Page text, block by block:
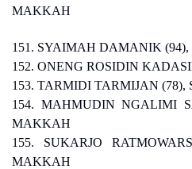
MAKKAH
151. SYAIMAH DAMANIK
152. ONENG ROSIDIN
153. TARMIDI TARMIJAN (78),
154. MAHMUDIN NGALIMI
MAKKAH
155. SUKARJO
MAKKAH